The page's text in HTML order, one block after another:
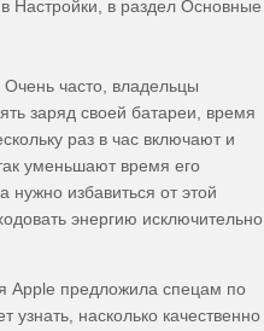
Настройки, в раздел Основные
часто, владельцы
заряд своей батареи, время
раз в час включают и
уменьшают время его
избавиться от этой
энергию исключительно
Apple предложила спецам по
насколько качественно